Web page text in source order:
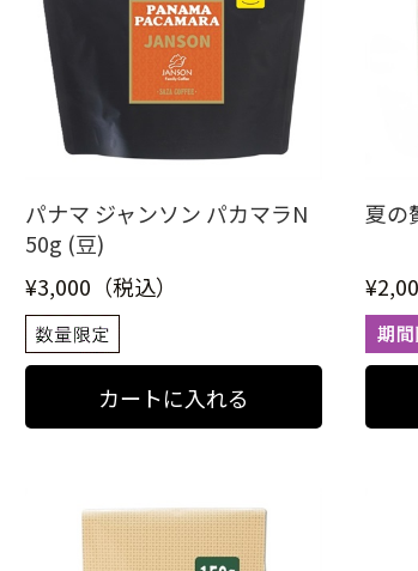
パナマ ジャンソン パカマラN
50g (豆)
¥3,000（税込）
夏の